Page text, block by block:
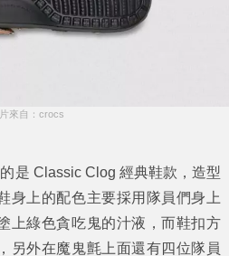
片來自：crocs
是 Classic Clog 經典鞋款，造型
身上的配色主要採用隊員們身上
上綠色貪吃鬼的汁液，而鞋扣方
另外在魔鬼氈上面還有四位隊員